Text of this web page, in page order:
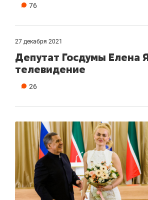
76
27 декабря 2021
Депутат Госдумы Елена
телевидение
26